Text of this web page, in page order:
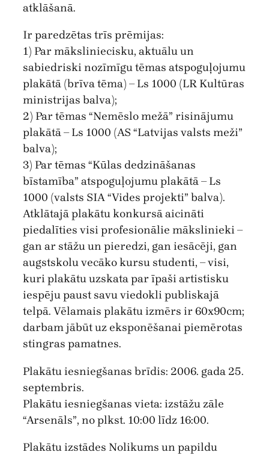
atklāšanā.
Ir paredzētas trīs prēmijas:
1) Par māksliniecisku, aktuālu un
sabiedriski nozīmīgu tēmas atspoguļojumu
plakātā (brīva tēma) – Ls 1000 (LR Kultūras
ministrijas balva);
2) Par tēmas “Nemēslo mežā” risinājumu
plakātā – Ls 1000 (AS “Latvijas valsts meži”
balva);
3) Par tēmas “Kūlas dedzināšanas
bīstamība” atspoguļojumu plakātā – Ls
1000 (valsts SIA “Vides projekti” balva).
Atklātajā plakātu konkursā aicināti
piedalīties visi profesionālie mākslinieki –
gan ar stāžu un pieredzi, gan iesācēji, gan
augstskolu vecāko kursu studenti, – visi,
kuri plakātu uzskata par īpaši artistisku
iespēju paust savu viedokli publiskajā
telpā. Vēlamais plakātu izmērs ir 60x90cm;
darbam jābūt uz eksponēšanai piemērotas
stingras pamatnes.
Plakātu iesniegšanas brīdis: 2006. gada 25.
septembris.
Plakātu iesniegšanas vieta: izstāžu zāle
“Arsenāls”, no plkst. 10:00 līdz 16:00.
Plakātu izstādes Nolikums un papildu